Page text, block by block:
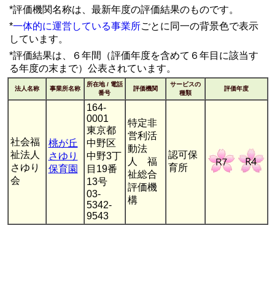
*評価機関名称は、最新年度の評価結果のものです。
*一体的に運営している事業所ごとに同一の背景色で表示
しています。
*評価結果は、６年間（評価年度を含めて６年目に該当す
る年度の末まで）公表されています。
法人名称 事業所名称
所在地 / 電話
番号
評価機関
サービスの
種類
評価年度
社会福
祉法人
さゆり
会
桃が丘
さゆり
保育園
164-
0001
東京都
中野区
中野3丁
目19番
13号
03-
5342-
9543
特定非
営利活
動法
人 福
祉総合
評価機
構
認可保
育所